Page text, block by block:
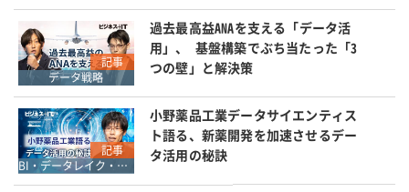
記事
データ戦略
過去最高益ANAを支える「データ活
用」、 基盤構築でぶち当たった「3
つの壁」と解決策
記事
BI・データレイク・DWH・マイニング
小野薬品工業データサイエンティス
ト語る、新薬開発を加速させるデー
タ活用の秘訣